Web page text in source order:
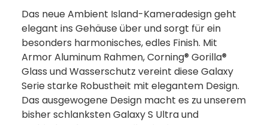
Das neue Ambient Island-Kameradesign geht
elegant ins Gehäuse über und sorgt für ein
besonders harmonisches, edles Finish. Mit
Armor Aluminum Rahmen, Corning® Gorilla®
Glass und Wasserschutz vereint diese Galaxy
Serie starke Robustheit mit elegantem Design.
Das ausgewogene Design macht es zu unserem
bisher schlanksten Galaxy S Ultra und